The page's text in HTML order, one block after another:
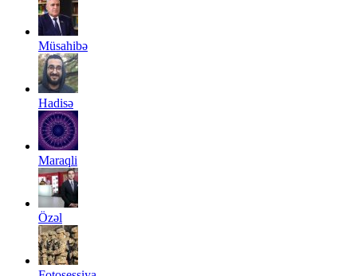
Müsahibə
Hadisə
Maraqli
Özəl